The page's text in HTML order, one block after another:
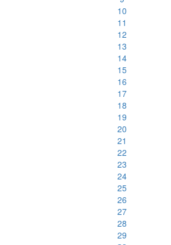
10
11
12
13
14
15
16
17
18
19
20
21
22
23
24
25
26
27
28
29